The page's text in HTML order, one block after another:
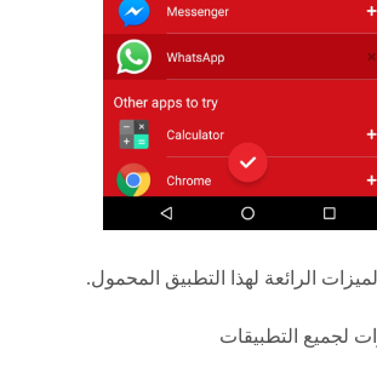
الرائعة لهذا التطبيق المحمول.
لجميع التطبيقات